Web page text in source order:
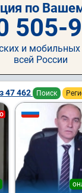
по
505-
и
всей России
47 462 Поиск